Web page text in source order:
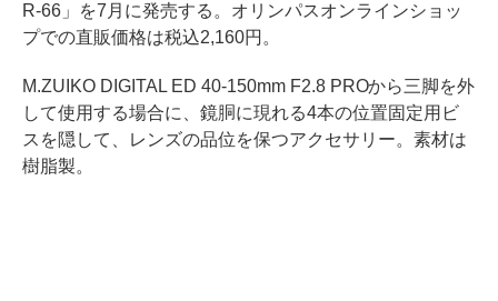
R-66」を7月に発売する。オリンパスオンラインショッ
プでの直販価格は税込2,160円。
M.ZUIKO DIGITAL ED 40-150mm F2.8 PROから三脚を外
して使用する場合に、鏡胴に現れる4本の位置固定用ビ
スを隠して、レンズの品位を保つアクセサリー。素材は
樹脂製。